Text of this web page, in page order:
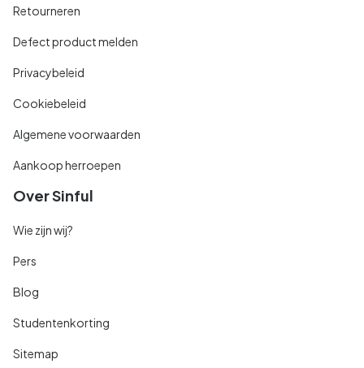
Retourneren
Defect product melden
Privacybeleid
Cookiebeleid
Algemene voorwaarden
Aankoop herroepen
Over Sinful
Wie zijn wij?
Pers
Blog
Studentenkorting
Sitemap